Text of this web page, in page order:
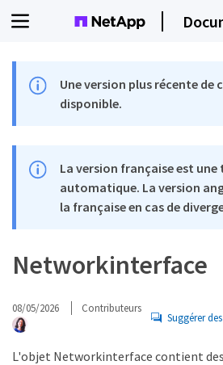
Une version plus récente de
disponible.
La version française est
automatique. La version
la française en cas de
Networkinterface
08/05/2026 Contributeurs
Suggérer
L'objet Networkinterface contient